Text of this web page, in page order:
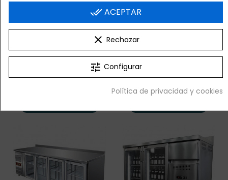
Venta Exclusiva Online
Frente Mostrador, 2,5
Metros Ancho, 4
Puertas Ciegas, Fondo
2.936,80 €
Venta Exclusiva Online
Frente Mostrador, 2
Metros Ancho, 3
Puertas Cristal, Fondo
3.038,40 €
done_all ACEPTAR
clear Rechazar
tune Configurar
Política de privacidad y cookies